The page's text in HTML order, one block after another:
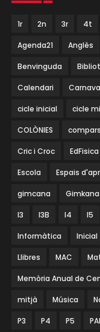
1r 2n 3r 4t
Agenda21 Anglès
Benvinguda
Calendari Carnava
cicle inicial cicle
COLÒNIES
Cric i Croc EdFisica
Escola Espais
gimcana Gimkana
I3 I3B I4 I5
Informàtica Inicial
Llibres MAC
Memòria Anual de
mitjà Música
P3 P4 P5